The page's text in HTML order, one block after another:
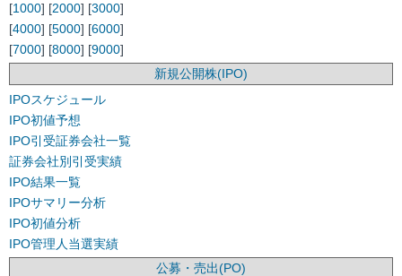
[1000] [2000] [3000]
[4000] [5000] [6000]
[7000] [8000] [9000]
新規公開株(IPO)
IPOスケジュール
IPO初値予想
IPO引受証券会社一覧
証券会社別引受実績
IPO結果一覧
IPOサマリー分析
IPO初値分析
IPO管理人当選実績
公募・売出(PO)